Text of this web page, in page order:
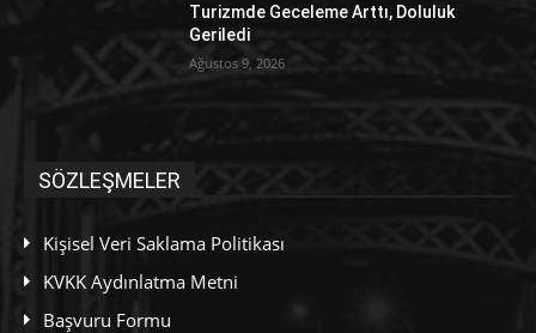
Turizmde Geceleme Arttı, Doluluk
Geriledi
Ağustos 9, 2026
SÖZLEŞMELER
Kişisel Veri Saklama Politikası
KVKK Aydınlatma Metni
Başvuru Formu